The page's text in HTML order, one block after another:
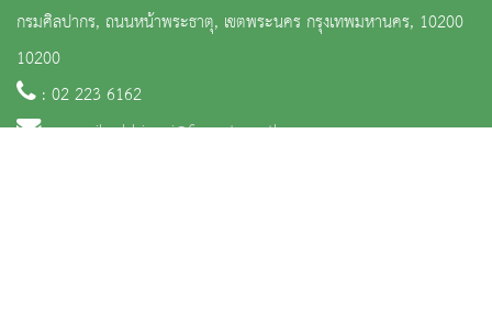
กรมศิลปากร, ถนนหน้าพระธาตุ, เขตพระนคร กรุงเทพมหานคร, 10200
10200
: 02 223 6162
:nm_silpabhirasri@finearts.go.th